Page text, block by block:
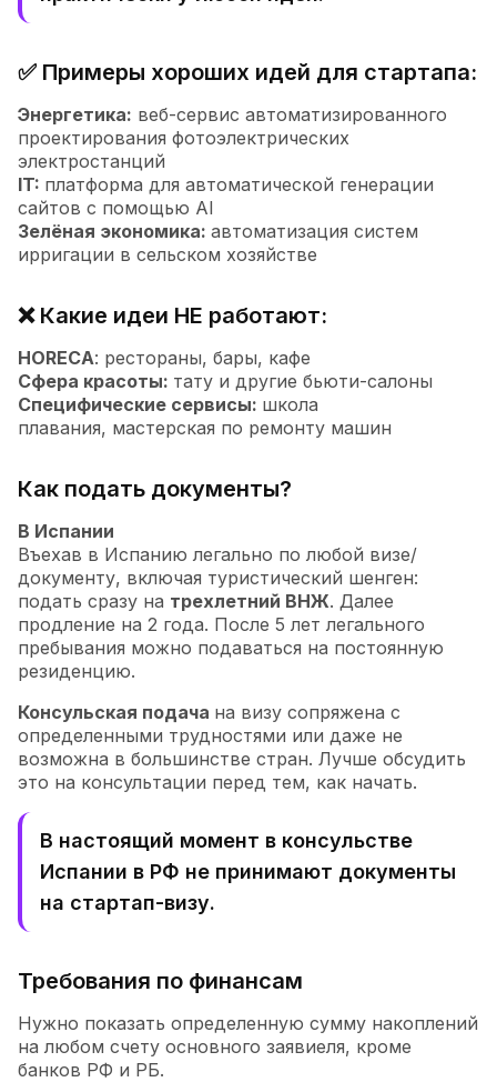
✅ Примеры хороших идей для стартапа:
Энергетика: веб-сервис автоматизированного
проектирования фотоэлектрических
электростанций
IT: платформа для автоматической генерации
сайтов с помощью AI
Зелёная экономика: автоматизация систем
ирригации в сельском хозяйстве
❌ Какие идеи НЕ работают:
HORECA: рестораны, бары, кафе
Сфера красоты: тату и другие бьюти-салоны
Специфические сервисы: школа
плавания, мастерская по ремонту машин
Как подать документы?
В Испании
Въехав в Испанию легально по любой визе/
документу, включая туристический шенген:
подать сразу на трехлетний ВНЖ. Далее
продление на 2 года. После 5 лет легального
пребывания можно подаваться на постоянную
резиденцию.
Консульская подача на визу сопряжена с
определенными трудностями или даже не
возможна в большинстве стран. Лучше обсудить
это на консультации перед тем, как начать.
В настоящий момент в консульстве
Испании в РФ не принимают документы
на стартап-визу.
Требования по финансам
Нужно показать определенную сумму накоплений
на любом счету основного заявиеля, кроме
банков РФ и РБ.